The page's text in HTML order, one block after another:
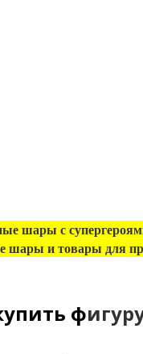
шары с
шары и товары для
ф